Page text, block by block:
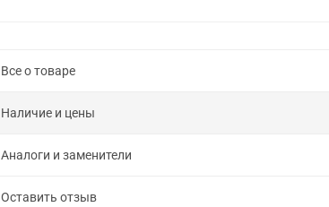
Все о товаре
Наличие и цены
Аналоги и заменители
Оставить отзыв